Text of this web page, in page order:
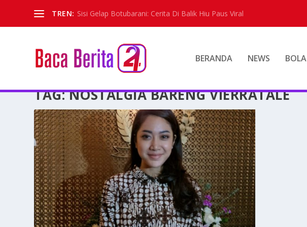
TREN: Sisi Gelap Botubarani: Cerita Di Balik Hiu Paus Viral
BERANDA NEWS BOLA
TAG:NOSTALGIA BARENG VIERRATALE